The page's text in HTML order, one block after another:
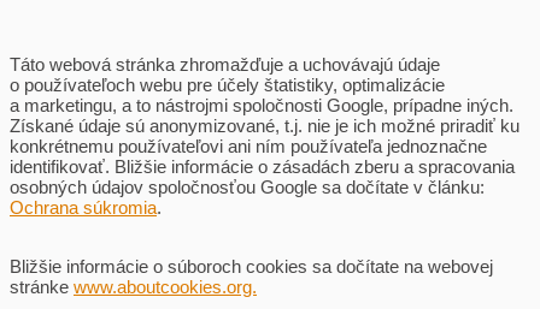
Táto webová stránka zhromažďuje a uchovávajú údaje
o používateľoch webu pre účely štatistiky, optimalizácie
a marketingu, a to nástrojmi spoločnosti Google, prípadne iných.
Získané údaje sú anonymizované, t.j. nie je ich možné priradiť ku
konkrétnemu používateľovi ani ním používateľa jednoznačne
identifikovať. Bližšie informácie o zásadách zberu a spracovania
osobných údajov spoločnosťou Google sa dočítate v článku:
Ochrana súkromia.
Bližšie informácie o súboroch cookies sa dočítate na webovej
stránke www.aboutcookies.org.